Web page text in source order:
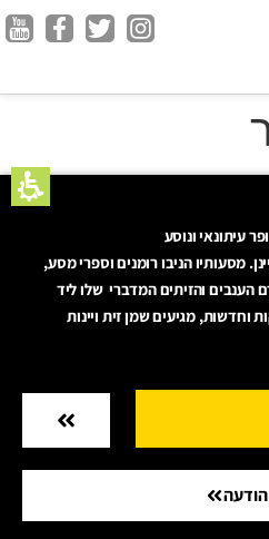
עיתונאי ונוסע
מסעותיו הניבו רומנים וספרי מסע,
הענבים והזיתים המדברי שלו ליד
מגיעים שמן זית ויינות